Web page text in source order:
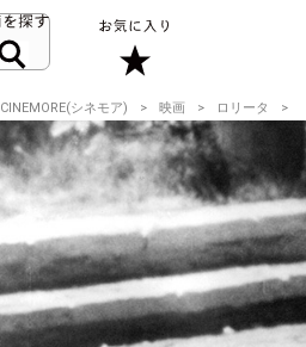
CINEMORE(シネモア) 映画 ロリータ